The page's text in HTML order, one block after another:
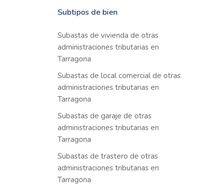
Subtipos de bien
Subastas de vivienda de otras
administraciones tributarias en
Tarragona
Subastas de local comercial de otras
administraciones tributarias en
Tarragona
Subastas de garaje de otras
administraciones tributarias en
Tarragona
Subastas de trastero de otras
administraciones tributarias en
Tarragona